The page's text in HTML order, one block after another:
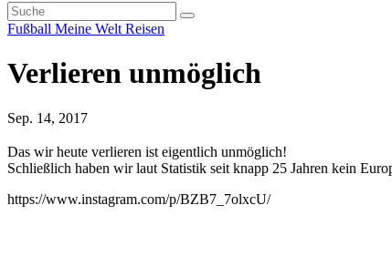
Fußball Meine Welt Reisen
Verlieren unmöglich
Sep. 14, 2017
Das wir heute verlieren ist eigentlich unmöglich!
Schließlich haben wir laut Statistik seit knapp 25 Jahren kein
https://www.instagram.com/p/BZB7_7olxcU/